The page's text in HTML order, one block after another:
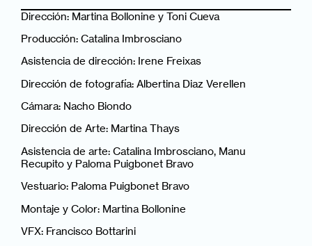
Dirección: Martina Bollonine y Toni Cueva
Producción: Catalina Imbrosciano
Asistencia de dirección: Irene Freixas
Dirección de fotografía: Albertina Diaz Verellen
Cámara: Nacho Biondo
Dirección de Arte: Martina Thays
Asistencia de arte: Catalina Imbrosciano, Manu
Recupito y Paloma Puigbonet Bravo
Vestuario: Paloma Puigbonet Bravo
Montaje y Color: Martina Bollonine
VFX: Francisco Bottarini